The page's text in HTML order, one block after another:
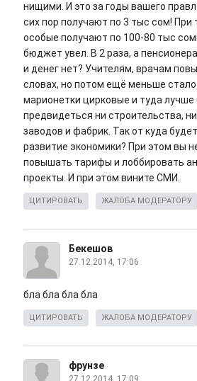
нищими. И это за годы вашего
сих пор получают по 3 тыс сом! При
особые получают по 100-80 тыс
бюджет увел. В 2 раза, а
и денег нет? Учителям, врачам
словах, но потом ещё меньше
марионетки цирковые и туда
предвидеться ни строительства,
заводов и фабрик. Так от куда
развитие экономики? При этом вы
повышать тарифы и лоббировать
проекты. И при этом вините СМИ.
ЦИТИРОВАТЬ ЖАЛОБА МОДЕРАТОРУ
Бекешов
27.12.2014, 17:06
бла бла бла бла
ЦИТИРОВАТЬ ЖАЛОБА МОДЕРАТОРУ
фрунзе